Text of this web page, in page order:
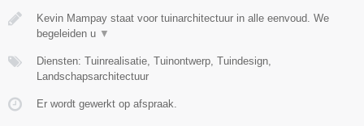
Kevin Mampay staat voor tuinarchitectuur in alle eenvoud. We
begeleiden u ▼
Diensten: Tuinrealisatie, Tuinontwerp, Tuindesign,
Landschapsarchitectuur
Er wordt gewerkt op afspraak.